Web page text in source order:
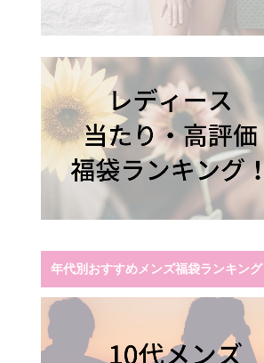
年代別おすすめメンズ福袋ランキング